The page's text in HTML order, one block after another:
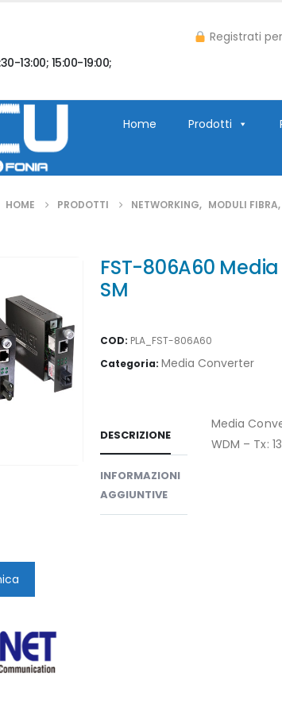
13:00; 15:00-19:00;
Registrati
Home Prodotti
HOME PRODOTTI NETWORKING, MODULI FIBRA,
FST-806A60
SM
COD: PLA_FST-806A60
Categoria: Media Converter
DESCRIZIONE
INFORMAZIONI
AGGIUNTIVE
Media
WDM – Tx:
Account